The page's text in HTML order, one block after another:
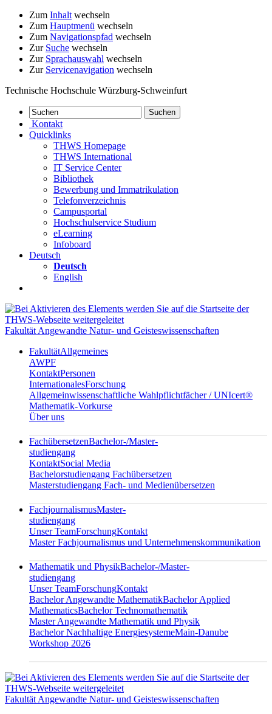
Zum Inhalt wechseln
Zum Hauptmenü wechseln
Zum Navigationspfad wechseln
Zur Suche wechseln
Zur Sprachauswahl wechseln
Zur Servicenavigation wechseln
Technische Hochschule Würzburg-Schweinfurt
Kontakt
Quicklinks
THWS Homepage
THWS International
IT Service Center
Bibliothek
Bewerbung und Immatrikulation
Telefonverzeichnis
Campusportal
Hochschulservice Studium
eLearning
Infoboard
Deutsch
Deutsch
English
Fakultät Angewandte Natur- und Geisteswissenschaften
FakultätAllgemeines
AWPF
KontaktPersonen
InternationalesForschung
Allgemeinwissenschaftliche Wahlpflichtfächer / UNIcert®
Mathematik-Vorkurse
Über uns
FachübersetzenBachelor-/Master-
studiengang
KontaktSocial Media
Bachelorstudiengang Fachübersetzen
Masterstudiengang Fach- und Medienübersetzen
FachjournalismusMaster-
studiengang
Unser TeamForschungKontakt
Master Fachjournalismus und Unternehmenskommunikation
Mathematik und PhysikBachelor-/Master-
studiengang
Unser TeamForschungKontakt
Bachelor Angewandte MathematikBachelor Applied
MathematicsBachelor Technomathematik
Master Angewandte Mathematik und Physik
Bachelor Nachhaltige EnergiesystemeMain-Danube
Workshop 2026
Fakultät Angewandte Natur- und Geisteswissenschaften